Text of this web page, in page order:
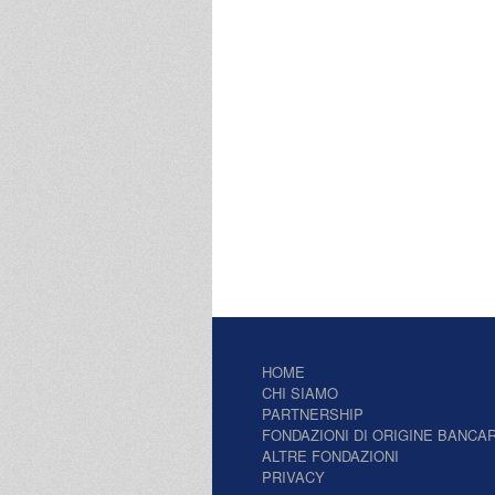
HOME
CHI SIAMO
PARTNERSHIP
FONDAZIONI DI ORIGINE
ALTRE FONDAZIONI
PRIVACY